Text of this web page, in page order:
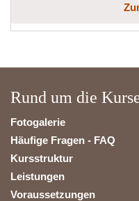
Rund um die
Fotogalerie
Häufige Fragen - FAQ
Kursstruktur
Leistungen
Voraussetzungen